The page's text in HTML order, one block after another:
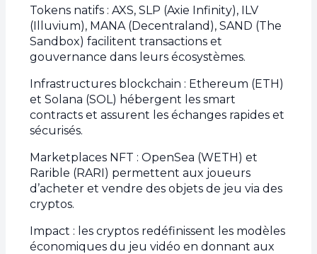
4. Les cryptos des infrastructures blockchain
pour le gaming
a. Ethereum (ETH)
5. Les cryptos des marketplaces NFT
a.OpenSea et le token WETH
b.Rarible et le token RARI
Tokens natifs : AXS, SLP (Axie Infinity), ILV
(Illuvium), MANA (Decentraland), SAND (The
Sandbox) facilitent transactions et
gouvernance dans leurs écosystèmes.
Infrastructures blockchain : Ethereum (ETH)
et Solana (SOL) hébergent les smart
contracts et assurent les échanges rapides et
sécurisés.
Marketplaces NFT : OpenSea (WETH) et
Rarible (RARI) permettent aux joueurs
d’acheter et vendre des objets de jeu via des
cryptos.
Impact : les cryptos redéfinissent les modèles
économiques du jeu vidéo en donnant aux